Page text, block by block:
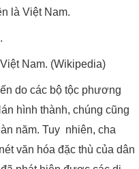
là Việt Nam.
Nam. (Wikipedia)
do các bộ tộc phương
hình thành, chúng cũng
năm. Tuy nhiên, cha
văn hóa đặc thù của dân